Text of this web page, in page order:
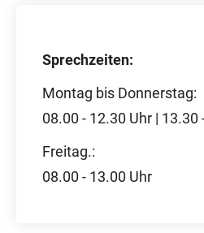
Sprechzeiten:
Montag bis Donnerstag:
08.00 - 12.30 Uhr | 13.30
Freitag.:
08.00 - 13.00 Uhr